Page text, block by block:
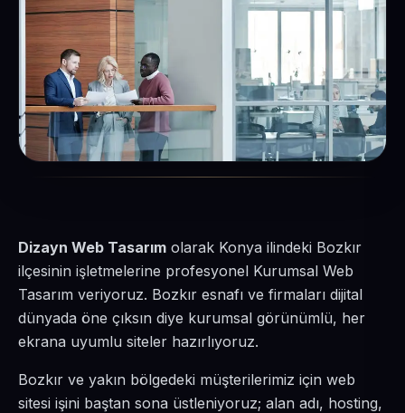
Dizayn Web Tasarım olarak Konya ilindeki Bozkır
ilçesinin işletmelerine profesyonel Kurumsal Web
Tasarım veriyoruz. Bozkır esnafı ve firmaları dijital
dünyada öne çıksın diye kurumsal görünümlü, her
ekrana uyumlu siteler hazırlıyoruz.
Bozkır ve yakın bölgedeki müşterilerimiz için web
sitesi işini baştan sona üstleniyoruz; alan adı, hosting,